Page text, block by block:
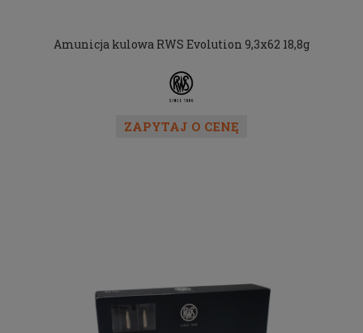
Amunicja kulowa RWS Evolution 9,3x62 18,8g
ZAPYTAJ O CENĘ